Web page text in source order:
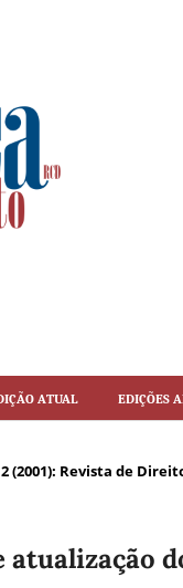
Atual Edições
(2001): Revista de
atualização